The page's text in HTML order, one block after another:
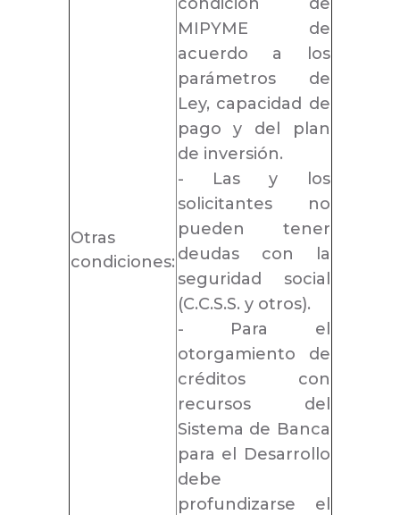
Otras
condiciones:
MIPYME de
acuerdo a los
parámetros de
Ley, capacidad de
pago y del plan
de inversión.
- Las y los
solicitantes no
pueden tener
deudas con la
seguridad social
(C.C.S.S. y otros).
- Para el
otorgamiento de
créditos con
recursos del
Sistema de Banca
para el Desarrollo
debe
profundizarse el